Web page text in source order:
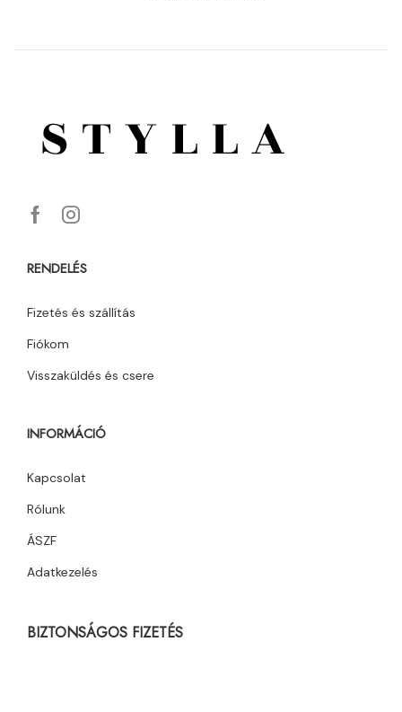
RENDELÉS
Fizetés és szállítás
Fiókom
Visszaküldés és csere
INFORMÁCIÓ
Kapcsolat
Rólunk
ÁSZF
Adatkezelés
BIZTONSÁGOS FIZETÉS